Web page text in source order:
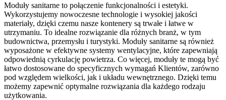
Moduły sanitarne to połączenie funkcjonalności i estetyki.
Wykorzystujemy nowoczesne technologie i wysokiej jakości
materiały, dzięki czemu nasze kontenery są trwałe i łatwe w
utrzymaniu. To idealne rozwiązanie dla różnych branż, w tym
budownictwa, przemysłu i turystyki. Moduły sanitarne są również
wyposażone w efektywne systemy wentylacyjne, które zapewniają
odpowiednią cyrkulację powietrza. Co więcej, moduły te mogą być
łatwo dostosowane do specyficznych wymagań Klientów, zarówno
pod względem wielkości, jak i układu wewnętrznego. Dzięki temu
możemy zapewnić optymalne rozwiązania dla każdego rodzaju
użytkowania.